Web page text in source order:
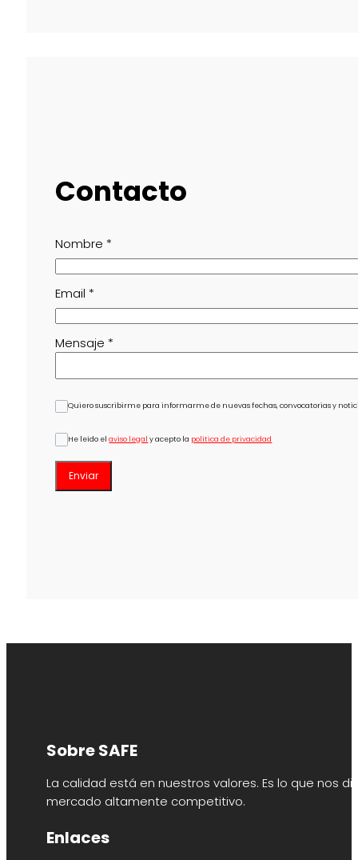
Contacto
Nombre *
Email *
Mensaje *
Quiero suscribirme para informarme de nuevas fechas, convocatorias y
He leído elaviso legal y acepto la política de privacidad
Enviar
Sobre SAFE
La calidad está en nuestros valores. Es lo que nos
mercado altamente competitivo.
Enlaces